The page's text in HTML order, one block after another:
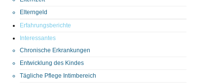
Elterngeld
Erfahrungsberichte
Interessantes
Chronische Erkrankungen
Entwicklung des Kindes
Tägliche Pflege Intimbereich